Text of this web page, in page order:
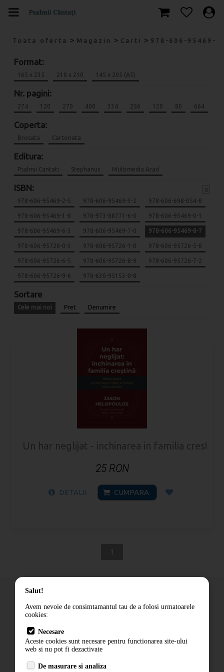
Toata oferta > Magazin > Carti > 978-606-95469-
Format:
165 x 235 210 x 210 145 x 205 (A5)
Nr. pagini:
274 120 270 400 334 256 120 80 664
Coperta:
Brosata Cartonata
Editura:
Psalmii Cantati Stephanus Multimedia Arad
ISBN:
978-606-95469-2-5 978-606-95469-3-2 978-606-698-054-8
978-606-95469-1-8 978-973-88771-6-0 978-606-95469-0-1
978-606-95469-6-3 978-606-95469-7-0 978-606-95469-8-7
978-606-95726-0-3 978-606-95726-1-0 978-606-95726-5-8
978-606-95726-6-5 978-606-95726-8-9 978-606-95726-7-2
978-606-95726-9-6 978-630-95153-0-8
Sortare
Cele mai noi Pret Denumire
Un har neglijat - inchinarea in familia crestina
25 RON
DETALII CUMPARA
Cum comand
Livrare
Contact
Salut!
Avem nevoie de consimtamantul tau de a folosi urmatoarele
cookies:
Necesare
Aceste cookies sunt necesare pentru functionarea site-ului
web si nu pot fi dezactivate
De masurare si analiza